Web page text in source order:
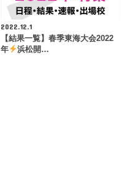
2022.12.1
【結果一覧】春季東海大会2022
年
浜松開…